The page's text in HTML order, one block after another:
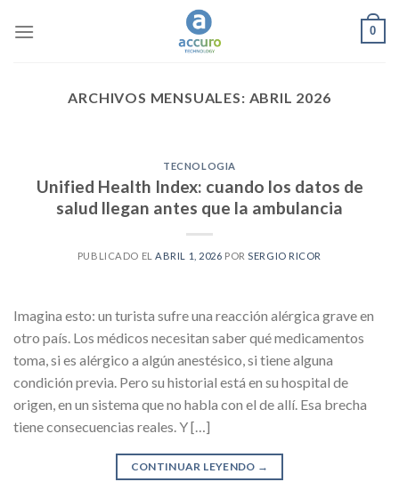
0
ARCHIVOS MENSUALES: ABRIL 2026
TECNOLOGIA
Unified Health Index: cuando los datos de
salud llegan antes que la ambulancia
PUBLICADO EL ABRIL 1, 2026 POR SERGIO RICOR
Imagina esto: un turista sufre una reacción alérgica grave en
otro país. Los médicos necesitan saber qué medicamentos
toma, si es alérgico a algún anestésico, si tiene alguna
condición previa. Pero su historial está en su hospital de
origen, en un sistema que no habla con el de allí. Esa brecha
tiene consecuencias reales. Y […]
CONTINUAR LEYENDO →